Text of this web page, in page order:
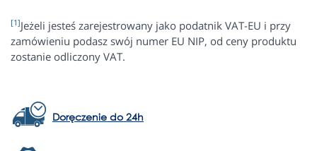
[1]Jeżeli jesteś zarejestrowany jako podatnik VAT-EU i przy
zamówieniu podasz swój numer EU NIP, od ceny produktu
zostanie odliczony VAT.
Doręczenie do 24h